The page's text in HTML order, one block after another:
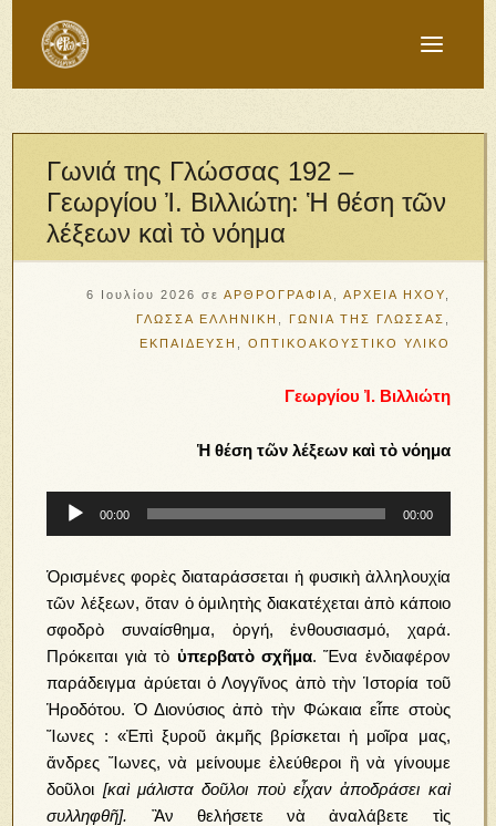
Γωνιά της Γλώσσας 192 –
Γεωργίου Ἰ. Βιλλιώτη: Ἡ θέση τῶν
λέξεων καὶ τὸ νόημα
6 Ιουλίου 2026 σε ΑΡΘΡΟΓΡΑΦΙΑ ΑΡΧΕΙΑ ΗΧΟΥ
ΓΛΩΣΣΑ ΕΛΛΗΝΙΚΗ
ΓΩΝΙΑ ΤΗΣ ΓΛΩΣΣΑΣ
ΕΚΠΑΙΔΕΥΣΗ
ΟΠΤΙΚΟΑΚΟΥΣΤΙΚΟ ΥΛΙΚΟ
Γεωργίου Ἰ. Βιλλιώτη
Ἡ θέση τῶν λέξεων καὶ τὸ νόημα
Πρόγραμμα
00:00 00:00
Ὁρισμένες φορὲς διαταράσσεται ἡ φυσικὴ ἀλληλουχία
τῶν λέξεων, ὅταν ὁ ὁμιλητὴς διακατέχεται ἀπὸ κάποιο
σφοδρὸ συναίσθημα, ὀργή, ἐνθουσιασμό, χαρά.
Πρόκειται γιὰ τὸ ὑπερβατὸ σχῆμα. Ἕνα ἐνδιαφέρον
παράδειγμα ἀρύεται ὁ Λογγῖνος ἀπὸ τὴν Ἱστορία τοῦ
Ἡροδότου. Ὁ Διονύσιος ἀπὸ τὴν Φώκαια εἶπε στοὺς
Ἴωνες : «Ἐπὶ ξυροῦ ἀκμῆς βρίσκεται ἡ μοῖρα μας,
ἄνδρες Ἴωνες, νὰ μείνουμε ἐλεύθεροι ἢ νὰ γίνουμε
δοῦλοι [καὶ μάλιστα δοῦλοι ποὺ εἶχαν ἀποδράσει καὶ
συλληφθῆ]. Ἂν θελήσετε νὰ ἀναλάβετε τὶς